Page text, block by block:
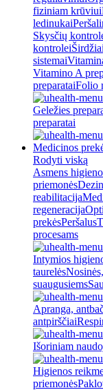
fiziniam krūviui
ledinukai
Skysčių
kontroleiŠirdžiai
sistemai
Vitamino A
preparataiFolio
Geležies
preparatai
Medicinos
Rodyti viską
Asmens
priemonės
reabilitacija
regeneracija
prekėsPeršalus
procesams
Intymios
taurelės
suaugusiems
Apranga,
antpirščiai
Išoriniam
Higienos
priemonės